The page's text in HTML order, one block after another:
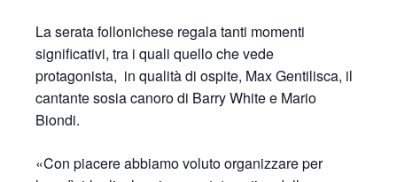
La serata follonichese regala tanti momenti
significativi, tra i quali quello che vede
protagonista, in qualità di ospite, Max Gentilisca, il
cantante sosia canoro di Barry White e Mario
Biondi.
«Con piacere abbiamo voluto organizzare per